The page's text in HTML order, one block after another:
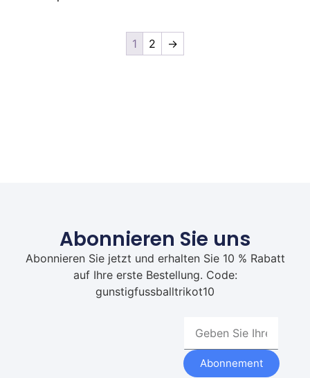
1 2 →
Abonnieren Sie uns
Abonnieren Sie jetzt und erhalten Sie 10 % Rabatt
auf Ihre erste Bestellung. Code:
gunstigfussballtrikot10
Abonnement